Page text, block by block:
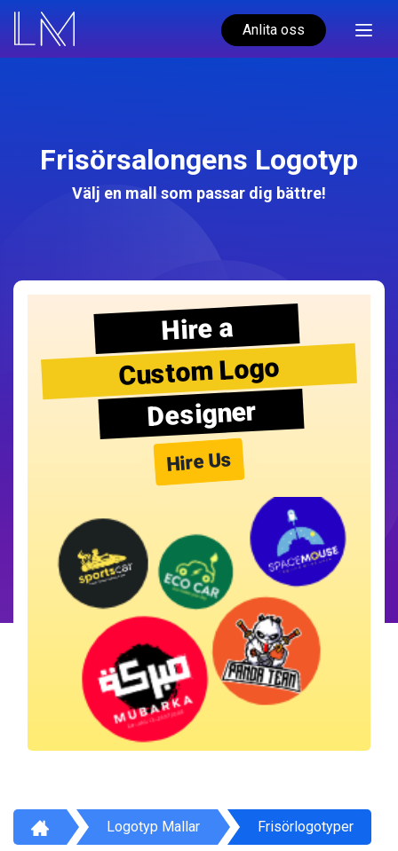
Anlita oss
Frisörsalongens Logotyp
Välj en mall som passar dig bättre!
Hire a
Custom Logo
Designer
Hire Us
Logotyp Mallar Frisörlogotyper